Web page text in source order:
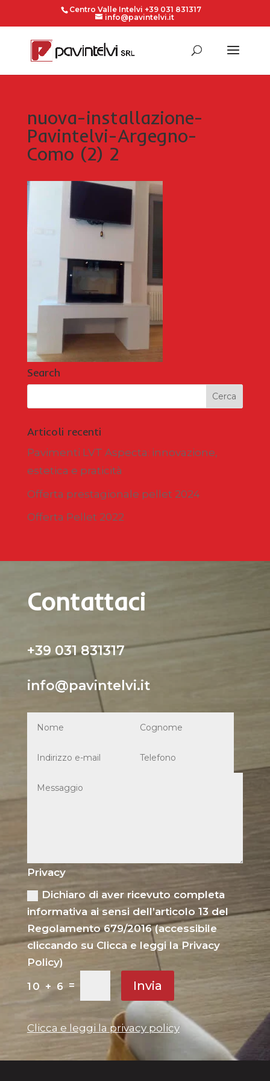
Centro Valle Intelvi +39 031 831317
info@pavintelvi.it
nuova-installazione-
Pavintelvi-Argegno-
Como (2) 2
Search
Articoli recenti
Pavimenti LVT Aspecta: innovazione,
estetica e praticità
Offerta prestagionale pellet 2024
Offerta Pellet 2022
Contattaci
+39 031 831317
info@pavintelvi.it
Privacy
Dichiaro di aver ricevuto completa
informativa ai sensi dell’articolo 13 del
Regolamento 679/2016 (accessibile
cliccando su Clicca e leggi la Privacy
Policy)
10 + 6 = Invia
Clicca e leggi la privacy policy